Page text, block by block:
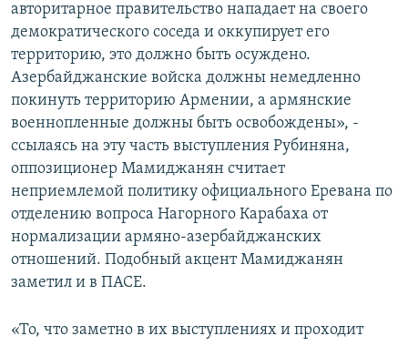
авторитарное правительство нападает на своего
демократического соседа и оккупирует его
территорию, это должно быть осуждено.
Азербайджанские войска должны немедленно
покинуть территорию Армении, а армянские
военнопленные должны быть освобождены», -
ссылаясь на эту часть выступления Рубиняна,
оппозиционер Мамиджанян считает
неприемлемой политику официального Еревана по
отделению вопроса Нагорного Карабаха от
нормализации армяно-азербайджанских
отношений. Подобный акцент Мамиджанян
заметил и в ПАСЕ.
«То, что заметно в их выступлениях и проходит